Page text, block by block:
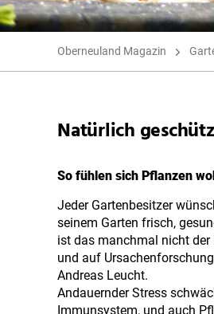
Oberneuland Magazin
Natürlich
So fühlen sich Pflanzen
Jeder Gartenbesitzer
seinem Garten frisch,
ist das manchmal nicht der
und auf
Andreas Leucht.
Andauernder Stress
Immunsystem, und auch